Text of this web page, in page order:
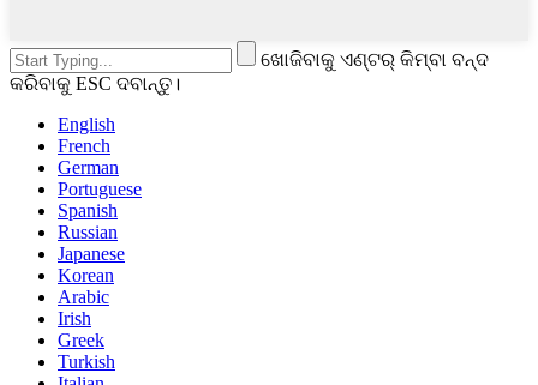
ଖୋଜିବାକୁ ଏଣ୍ଟର୍ କିମ୍ବା ବନ୍ଦ
କରିବାକୁ ESC ଦବାନ୍ତୁ।
English
French
German
Portuguese
Spanish
Russian
Japanese
Korean
Arabic
Irish
Greek
Turkish